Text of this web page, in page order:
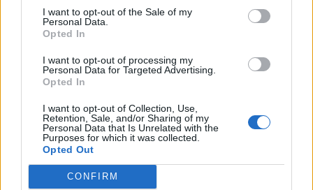
I want to opt-out of the Sale of my
Personal Data.
Opted In
I want to opt-out of processing my
Personal Data for Targeted Advertising.
Opted In
I want to opt-out of Collection, Use,
Retention, Sale, and/or Sharing of my
Personal Data that Is Unrelated with the
Purposes for which it was collected.
Opted Out
CONFIRM
ciudad baja.
Fomento de las motocicletas
Las motocicletas son otro de los medios de transporte
más recomendados para desplazarse por la ciudad, al
garantizar la distancia de seguridad y contribuir a la
disminución del volumen de tráfico. Por ello, la
Concejalía de Movilidad procederá a la creación de 500
nuevas plazas de aparcamiento de motos.
mayoría de los carriles bus/taxi de la ciudad, excepto